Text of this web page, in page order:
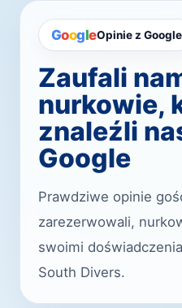
GoogleOpinie z Google
Zaufali
nurkowie,
znaleźli
Google
Prawdziwe opinie
zarezerwowali,
swoimi
South Divers.